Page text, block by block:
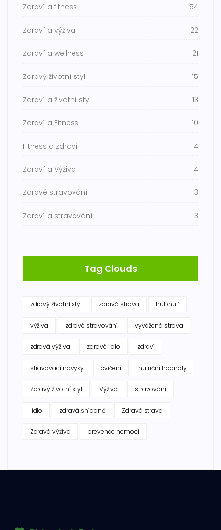
Zdraví a fitness 54
Zdraví a výživa 22
Zdraví a wellness 21
Zdravý životní styl 15
Zdraví a životní styl 13
Zdraví a Fitness 10
Fitness a zdraví 4
Zdraví a Výživa 4
Zdravé stravování 3
Zdraví a stravování 3
Tag Clouds
zdravý životní styl zdravá strava hubnutí
výživa zdravé stravování vyvážená strava
zdravá výživa zdravé jídlo zdraví
stravovací návyky cvičení nutriční hodnoty
Zdravý životní styl Výživa stravování
jídlo zdravá snídaně Zdravá strava
Zdravá výživa prevence nemocí